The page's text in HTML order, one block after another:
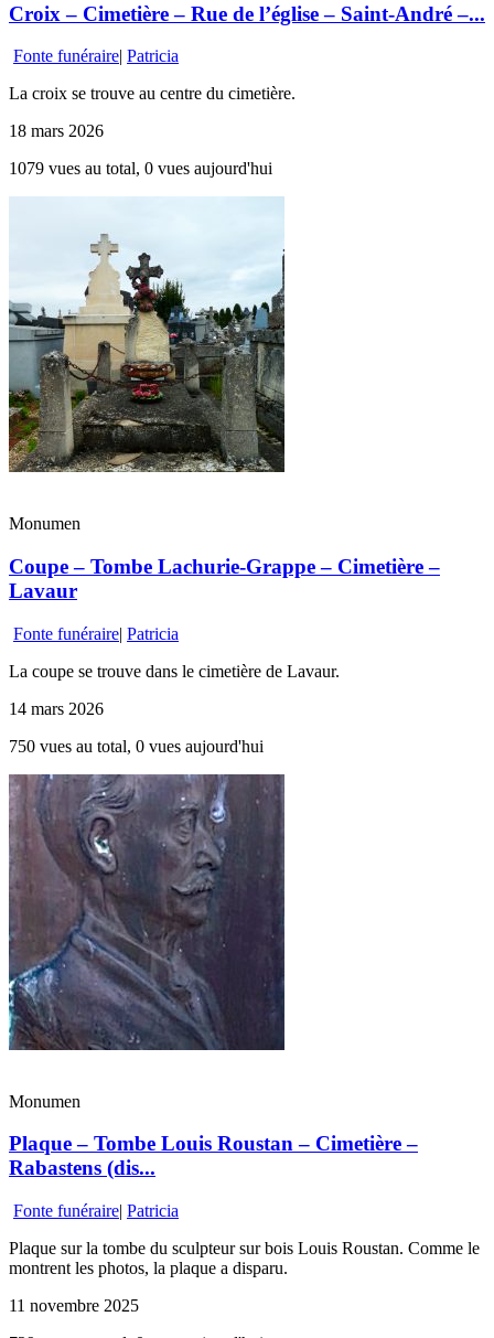
Croix – Cimetière – Rue de l’église – Saint-André –...
Fonte funéraire| Patricia
La croix se trouve au centre du cimetière.
18 mars 2026
1079 vues au total, 0 vues aujourd'hui
Monumen
Coupe – Tombe Lachurie-Grappe – Cimetière –
Lavaur
Fonte funéraire| Patricia
La coupe se trouve dans le cimetière de Lavaur.
14 mars 2026
750 vues au total, 0 vues aujourd'hui
Monumen
Plaque – Tombe Louis Roustan – Cimetière –
Rabastens (dis...
Fonte funéraire| Patricia
Plaque sur la tombe du sculpteur sur bois Louis Roustan. Comme le
montrent les photos, la plaque a disparu.
11 novembre 2025